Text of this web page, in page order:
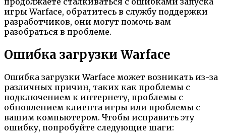
игры Warface, обратитесь в службу поддержки
разработчиков, они могут помочь вам
разобраться в проблеме.
Ошибка загрузки Warface
Ошибка загрузки Warface может возникать из-за
различных причин, таких как проблемы с
подключением к интернету, проблемы с
обновлением клиента игры или проблемы с
вашим компьютером. Чтобы исправить эту
ошибку, попробуйте следующие шаги: